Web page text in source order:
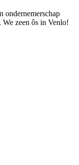
ondernemerschap
zeen ôs in Venlo!